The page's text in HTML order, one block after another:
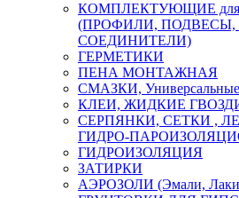
КОМПЛЕКТУЮЩИЕ для
(ПРОФИЛИ, ПОДВЕСЫ,
СОЕДИНИТЕЛИ)
ГЕРМЕТИКИ
ПЕНА МОНТАЖНАЯ
СМАЗКИ, Универсальные
КЛЕИ, ЖИДКИЕ ГВОЗДИ,
СЕРПЯНКИ, СЕТКИ ,
ГИДРО-
ГИДРОИЗОЛЯЦИЯ
ЗАТИРКИ
АЭРОЗОЛИ (Эмали,